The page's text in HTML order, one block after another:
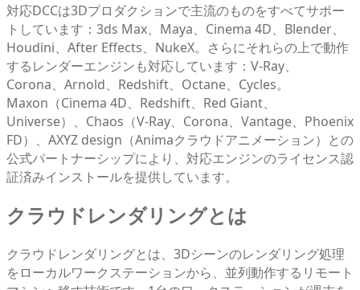
対応DCCは3Dプロダクションで主流のものをすべてサポー
トしています：3ds Max、Maya、Cinema 4D、Blender、
Houdini、After Effects、NukeX。さらにそれらの上で動作
するレンダーエンジンも対応しています：V-Ray、
Corona、Arnold、Redshift、Octane、Cycles。
Maxon（Cinema 4D、Redshift、Red Giant、
Universe）、Chaos（V-Ray、Corona、Vantage、Phoenix
FD）、AXYZ design（Animaクラウドアニメーション）との
公式パートナーシップにより、対応エンジンのライセンス認
証済みインストールを提供しています。
クラウドレンダリングとは
クラウドレンダリングとは、3Dシーンのレンダリング処理
をローカルワークステーションから、並列動作するリモート